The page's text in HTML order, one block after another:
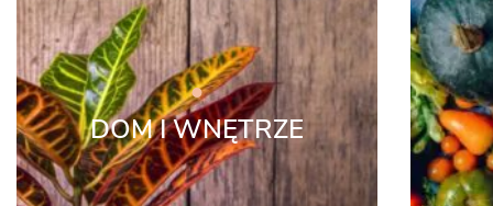
DOM I WNĘTRZE